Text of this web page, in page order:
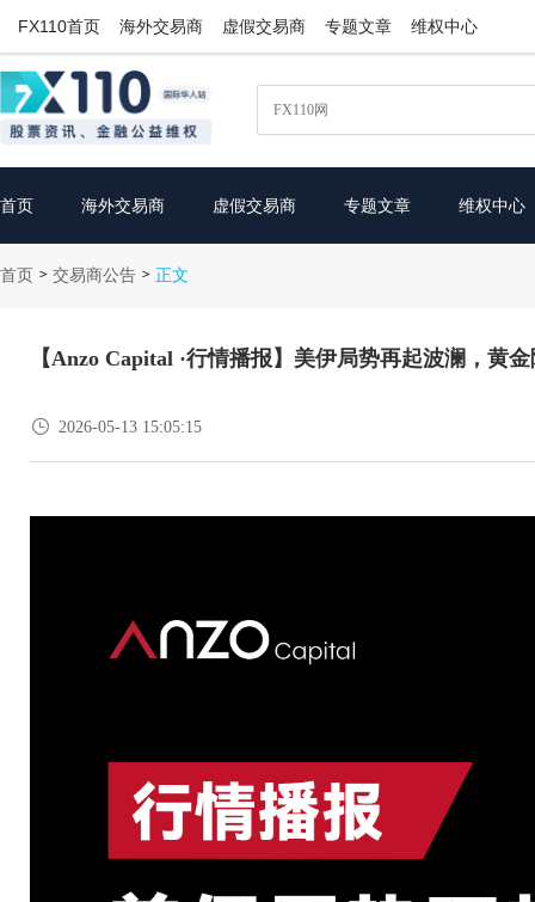
FX110首页 海外交易商 虚假交易商 专题文章 维权中心
首页 海外交易商 虚假交易商 专题文章 维权中心
首页 > 交易商公告 > 正文
【Anzo Capital ·行情播报】美伊局势再起波澜，黄
 2026-05-13 15:05:15